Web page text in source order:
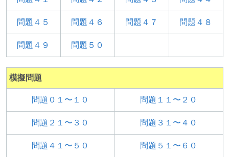
問題４５ 問題４６ 問題４７ 問題４８
問題４９ 問題５０
模擬問題
問題０１〜１０ 問題１１〜２０
問題２１〜３０ 問題３１〜４０
問題４１〜５０ 問題５１〜６０